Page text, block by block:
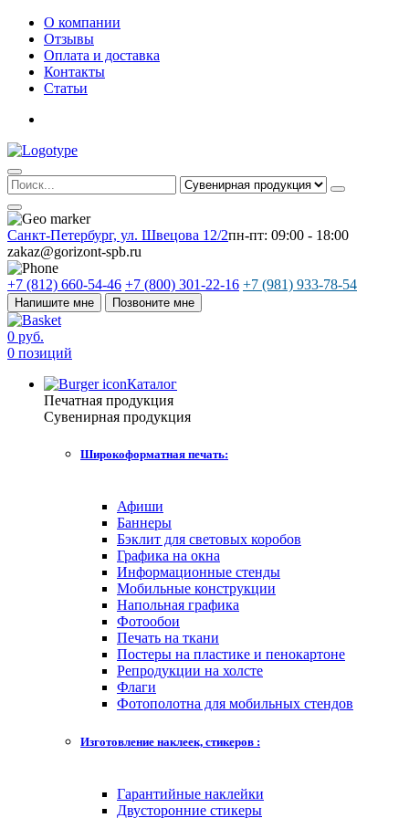
О компании
Отзывы
Оплата и доставка
Контакты
Статьи
Санкт-Петербург, ул. Швецова 12/2пн-пт: 09:00 - 18:00
zakaz@gorizont-spb.ru
+7 (812) 660-54-46 +7 (800) 301-22-16 +7 (981) 933-78-54
Напишите мне Позвоните мне
0 руб.
0 позиций
Каталог
Печатная продукция
Сувенирная продукция
Широкоформатная печать:
Афиши
Баннеры
Бэклит для световых коробов
Графика на окна
Информационные стенды
Мобильные конструкции
Напольная графика
Фотообои
Печать на ткани
Постеры на пластике и пенокартоне
Репродукции на холсте
Флаги
Фотополотна для мобильных стендов
Изготовление наклеек, стикеров :
Гарантийные наклейки
Двусторонние стикеры